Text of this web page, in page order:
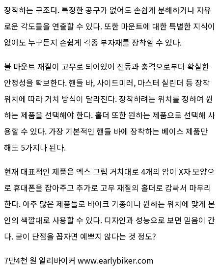
장착하는 구조다. 특정한 공구가 없어도 손쉽게 분해하거나 자유
로운 각도들을 연출할 수 있다. 또한 마운트에 대한 특별한 지식이
없어도 누구든지 손쉽게 각종 부자재를 장착할 수 있다.
볼 마운트 재질이 고무로 되어있어 진동과 충격으로부터 확실한
안정성을 확보한다. 핸들 바, 사이드미러, 마스터 실린더 등 장착
위치에 따라 거치 방식이 달라진다. 장착하려는 위치를 정하여 원
하는 제품을 선택해야 한다. 홀더 또한 원하는 제품으로 선택해 사
용할 수 있다. 가장 기본적인 핸들 바에 장착하는 베이스 제품만
해도 5가지나 된다.
현재 대표적인 제품은 엑스 그립 거치대로 4개의 암이 X자 모양으
로 휴대폰을 잡아주고 추가로 고무 재질의 홀더로 감싸서 마무리
한다. 아주 많은 제품들로 바이크 기종이나 원하는 위치에 맞게 본
인의 색깔대로 사용할 수 있다. 디자인과 성능으로 보면 믿음이 간
다. 굳이 단점을 꼽자면 예쁘지 않다는 것 정도?
7만4천 원 얼리바이커 www.earlybiker.com